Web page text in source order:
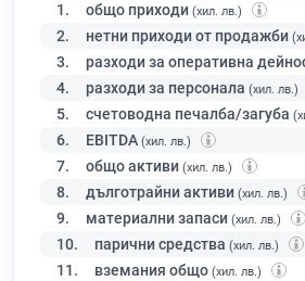
1. общо приходи (хил. лв.)
2. нетни приходи от продажби
3. разходи за оперативна
4. разходи за персонала (хил. лв.)
5. счетоводна печалба/загуба
6. EBITDA (хил. лв.)
7. общо активи (хил. лв.)
8. дълготрайни активи (хил. лв.)
9. материални запаси (хил. лв.)
10. парични средства (хил. лв.)
11. вземания общо (хил. лв.)